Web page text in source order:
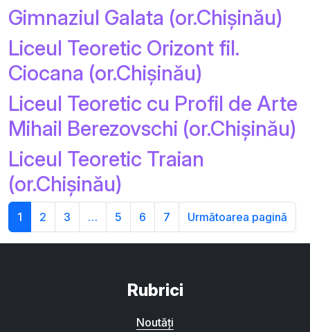
Gimnaziul Galata (or.Chișinău)
Liceul Teoretic Orizont fil.
Ciocana (or.Chișinău)
Liceul Teoretic cu Profil de Arte
Mihail Berezovschi (or.Chișinău)
Liceul Teoretic Traian
(or.Chișinău)
1 2 3 … 5 6 7 Următoarea pagină
Rubrici
Noutăți